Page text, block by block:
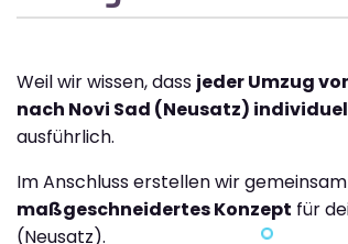
Weil wir wissen, dass jeder Umzug
nach Novi Sad (Neusatz)
ausführlich.
Im Anschluss erstellen wir
maßgeschneidertes Konzept für
(Neusatz).